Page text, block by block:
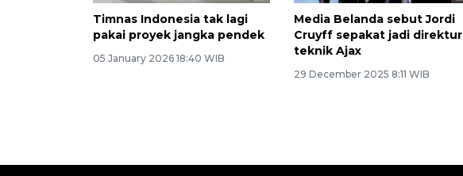
Timnas Indonesia tak lagi
pakai proyek jangka pendek
05 January 2026 18:40 WIB
Media Belanda sebut Jordi
Cruyff sepakat jadi direktur
teknik Ajax
29 December 2025 8:11 WIB